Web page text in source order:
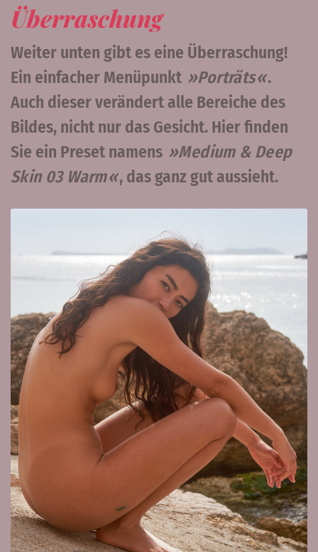
Überraschung
Weiter unten gibt es eine Überraschung!
Ein einfacher Menüpunkt
Porträts
.
Auch dieser verändert alle Bereiche des
Bildes, nicht nur das Gesicht. Hier finden
Sie ein Preset namens
Medium & Deep
Skin 03 Warm
, das ganz gut aussieht.